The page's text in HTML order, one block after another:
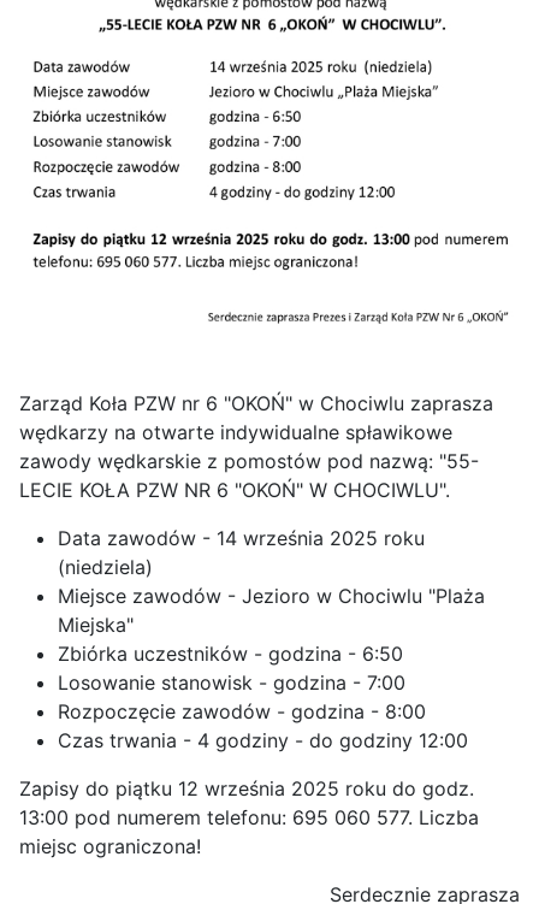
Zarząd Koła PZW nr 6 "OKOŃ" w Chociwlu zaprasza
wędkarzy na otwarte indywidualne spławikowe
zawody wędkarskie z pomostów pod nazwą: "55-
LECIE KOŁA PZW NR 6 "OKOŃ" W CHOCIWLU".
Data zawodów - 14 września 2025 roku
(niedziela)
Miejsce zawodów - Jezioro w Chociwlu "Plaża
Miejska"
Zbiórka uczestników - godzina - 6:50
Losowanie stanowisk - godzina - 7:00
Rozpoczęcie zawodów - godzina - 8:00
Czas trwania - 4 godziny - do godziny 12:00
Zapisy do piątku 12 września 2025 roku do godz.
13:00 pod numerem telefonu: 695 060 577. Liczba
miejsc ograniczona!
Serdecznie zaprasza